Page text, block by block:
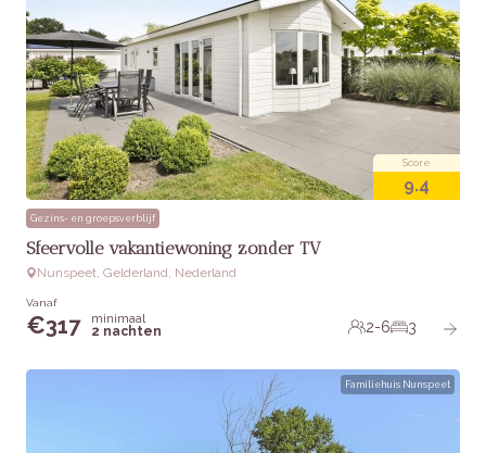
Score
9.4
Gezins- en groepsverblijf
Sfeervolle vakantiewoning zonder TV
Nunspeet, Gelderland, Nederland
Vanaf
€317
minimaal
2 nachten
2-6 3
Familiehuis Nunspeet